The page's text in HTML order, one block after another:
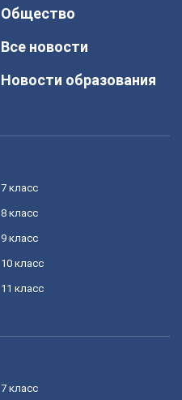
Общество
Все новости
Новости образования
7 класс
8 класс
9 класс
10 класс
11 класс
7 класс